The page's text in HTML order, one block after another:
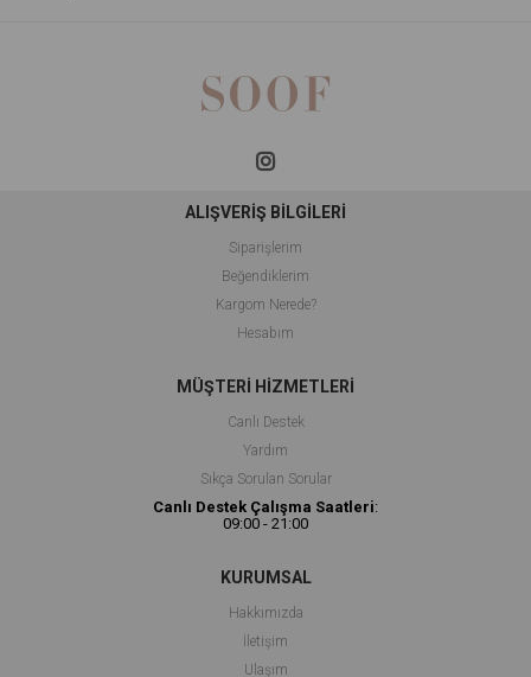
ALIŞVERİŞ BİLGİLERİ
Siparişlerim
Beğendiklerim
Kargom Nerede?
Hesabım
MÜŞTERİ HİZMETLERİ
Canlı Destek
Yardım
Sıkça Sorulan Sorular
Canlı Destek Çalışma Saatleri:
09:00 - 21:00
KURUMSAL
Hakkımızda
İletişim
Ulaşım